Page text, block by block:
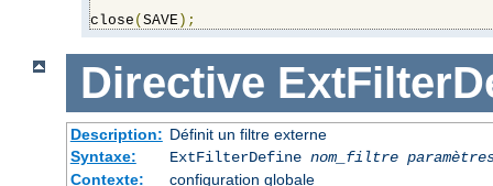
close ( SAVE );
Directive
Description: Définit un filtre externe
Syntaxe:
ExtFilterDefine nom_filtre
Contexte:
configuration globale